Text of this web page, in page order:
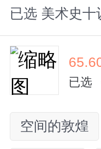
已选 美术史十
已选
空间的敦煌